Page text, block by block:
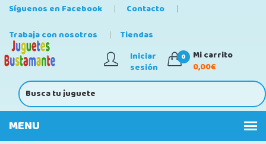
Síguenos en Facebook
Contacto
Trabaja con nosotros
Tiendas
Iniciar
sesión
0
Mi carrito
0,00€